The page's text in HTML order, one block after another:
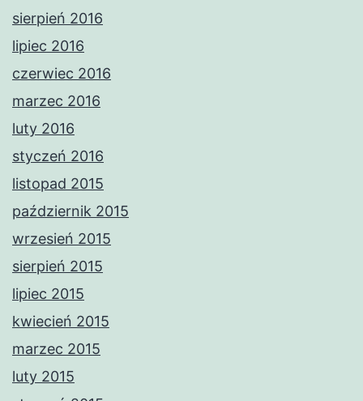
sierpień 2016
lipiec 2016
czerwiec 2016
marzec 2016
luty 2016
styczeń 2016
listopad 2015
październik 2015
wrzesień 2015
sierpień 2015
lipiec 2015
kwiecień 2015
marzec 2015
luty 2015